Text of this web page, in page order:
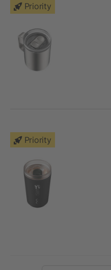
Priority
Priority